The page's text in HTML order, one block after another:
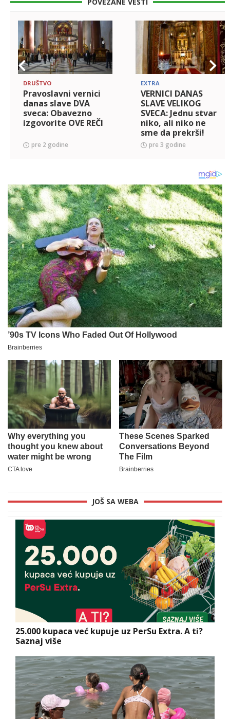
POVEZANE VESTI
DRUŠTVO
Pravoslavni vernici
danas slave DVA
sveca: Obavezno
izgovorite OVE REČI
pre 2 godine
EXTRA
VERNICI DANAS
SLAVE VELIKOG
SVECA: Jednu stvar
niko, ali niko ne
sme da prekrši!
pre 3 godine
JOŠ SA WEBA
25.000 kupaca već kupuje uz PerSu Extra. A ti?
Saznaj više